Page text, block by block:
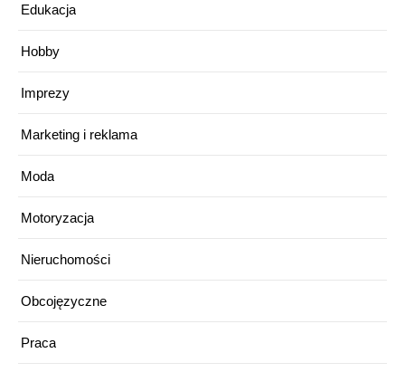
Edukacja
Hobby
Imprezy
Marketing i reklama
Moda
Motoryzacja
Nieruchomości
Obcojęzyczne
Praca